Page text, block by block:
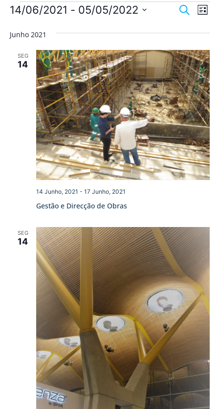
de
e
de
Pesquisar
de
Lista
14/06/2021 - 05/05/2022
data.
Junho 2021
SEG
14
Gestão e Direcção de Obras
14 Junho, 2021 - 17 Junho, 2021
SEG
14